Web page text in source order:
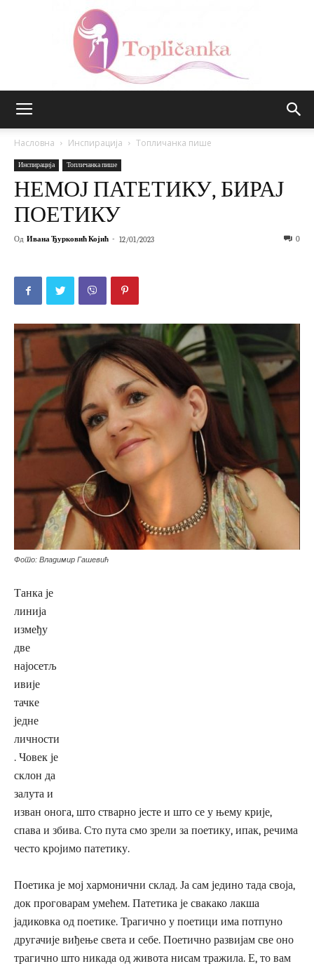
Насловна Инспирација Топличанка пише
Инспирација Топличанка пише
НЕМОЈ ПАТЕТИКУ, БИРАЈ
ПОЕТИКУ
Од Ивана Ђурковић Којић - 12/01/2023 0
Фото: Владимир Гашевић
Танка је
линија
између
две
најосетљ
ивије
тачке
једне
личности
. Човек је
склон да
залута и
изван онога, што стварно јесте и што се у њему крије,
спава и збива. Сто пута смо зрели за поетику, ипак, речима
често кројимо патетику.
Поетика је мој хармонични склад. Ја сам једино тада своја,
док проговарам умећем. Патетика је свакако лакша
јадиковка од поетике. Трагично у поетици има потпуно
другачије виђење света и себе. Поетично развијам све оно
трагично што никада од живота нисам тражила. Е, то вам